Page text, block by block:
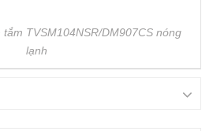
TVSM104NSR/DM907CS nóng
lạnh